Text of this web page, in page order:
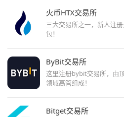
火币HTX交易所
三大交易所之一，新人注
包！
ByBit交易所
这里注册bybit交易所，由
领域高管组成！
Bitget交易所